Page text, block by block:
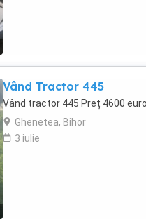
Vând Tractor 445
Vând tractor 445 Preț 4600
Ghenetea, Bihor
3 iulie